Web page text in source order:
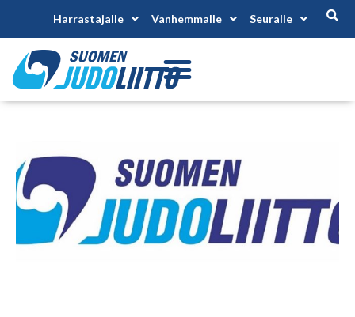
Harrastajalle Vanhemmalle Seuralle